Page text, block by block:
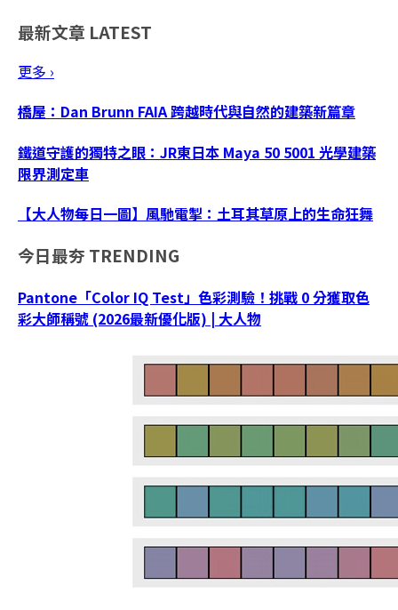
最新文章 LATEST
更多 ›
橋屋：Dan Brunn FAIA 跨越時代與自然的建築新篇章
鐵道守護的獨特之眼：JR東日本 Maya 50 5001 光學建築
限界測定車
【大人物每日一圖】風馳電掣：土耳其草原上的生命狂舞
今日最夯 TRENDING
Pantone「Color IQ Test」色彩測驗！挑戰 0 分獲取色
彩大師稱號 (2026最新優化版) | 大人物